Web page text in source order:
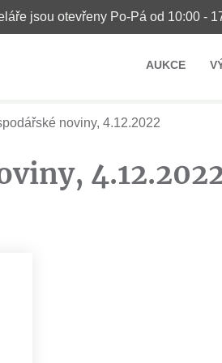
jsou otevřeny Po-Pá od 10:00 -
AUKCE
noviny, 4.12.2022